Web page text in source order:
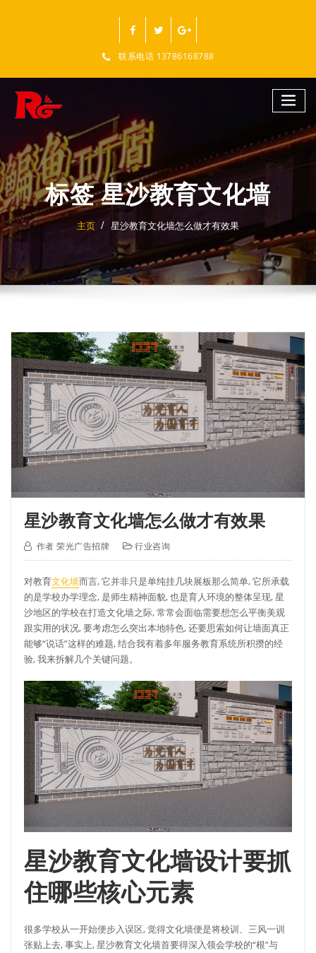
联系电话 13786168788
标签 星沙教育文化墙
主页 星沙教育文化墙怎么做才有效果
星沙教育文化墙怎么做才有效果
作者荣光广告招牌 行业咨询
对教育文化墙而言, 它并非只是单纯挂几块展板那么简单, 它所承载
的是学校办学理念, 是师生精神面貌, 也是育人环境的整体呈现, 星
沙地区的学校在打造文化墙之际, 常常会面临需要想怎么平衡美观
跟实用的状况, 要考虑怎么突出本地特色, 还要思索如何让墙面真正
能够“说话”这样的难题, 结合我有着多年服务教育系统所积攒的经
验, 我来拆解几个关键问题。
星沙教育文化墙设计要抓
住哪些核心元素
很多学校从一开始便步入误区, 觉得文化墙便是将校训、三风一训
张贴上去, 事实上, 星沙教育文化墙首要得深入领会学校的“根”与